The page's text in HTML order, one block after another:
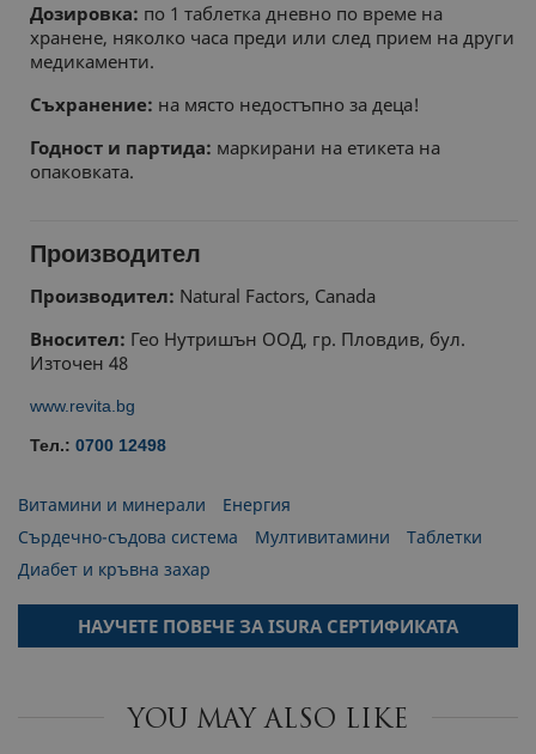
Дозировка: по 1 таблетка дневно по време на
хранене, няколко часа преди или след прием на други
медикаменти.
Съхранение: на място недостъпно за деца!
Годност и партида: маркирани на етикета на
опаковката.
Производител
Производител: Natural Factors, Canada
Вносител: Гео Нутришън ООД, гр. Пловдив, бул.
Източен 48
www.revita.bg
Тел.: 0700 12498
Витамини и минерали
Енергия
Сърдечно-съдова система
Мултивитамини
Таблетки
Диабет и кръвна захар
НАУЧЕТЕ ПОВЕЧЕ ЗА ISURA СЕРТИФИКАТА
YOU MAY ALSO LIKE